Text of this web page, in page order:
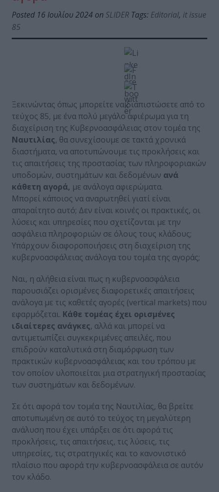
Posted 16 Ιουλίου 2024 on SLIDER Tags: Editorial, it issue
85
Ξεκινώντας όπως μπορείτε να διαπιστώσετε από το
τεύχος 85, με ένα πολύ μεγάλο αφιέρωμα για τη
διαχείριση της Κυβερνοασφάλειας στον τομέα της
Ναυτιλίας, θα συνεχίσουμε σε τακτά χρονικά
διαστήματα, να αποτυπώνουμε τις προκλήσεις και
τις απαιτήσεις της προστασίας των πληροφοριακών
υποδομών, συστημάτων και δεδομένων ανά
κάθετη αγορά, με ανάλογα αφιερώματα.
Μπορεί κάποιος να αναρωτηθεί γιατί είναι
απαραίτητο αυτό; Δεν είναι κοινές οι πρακτικές, οι
λύσεις και υπηρεσίες που σχετίζονται με την
ασφάλεια πληροφοριών σε όλους τους κλάδους;
Υπάρχουν διαφοροποιήσεις στη διαχείριση της
κυβερνοασφάλειας ανάλογα του τομέα της αγοράς;
Ναι, η αλήθεια είναι πως η κυβερνοασφάλεια
παρουσιάζει ορισμένες διαφορετικές απαιτήσεις
ανάλογα με τις καθετές αγορές (vertical markets) που
εφαρμόζεται. Κάθε τομέας έχει ορισμένες
ιδιαίτερες ανάγκες, αλλά και μπορεί να
αντιμετωπίζει συγκεκριμένες απειλές, που
επιδρούν καταλυτικά στη διαμόρφωση των
πρακτικών κυβερνοασφάλειας και του τρόπου με
τον οποίον υλοποιείται μια στρατηγική προστασίας
των συστημάτων και δεδομένων.
Σε ότι αφορά τον τομέα της Ναυτιλίας, θα βρείτε
αποτυπωμένη σε αυτό το τεύχος τη μεγαλύτερη
ανάλυση που έχει υπάρξει σε ότι αφορά τις
προκλήσεις, τις απαιτήσεις, τις λύσεις, τις
υπηρεσίες, τις στρατηγικές και το κανονιστικό
πλαίσιο που αφορά την κυβερνοασφάλεια σε αυτόν
τον κλάδο.